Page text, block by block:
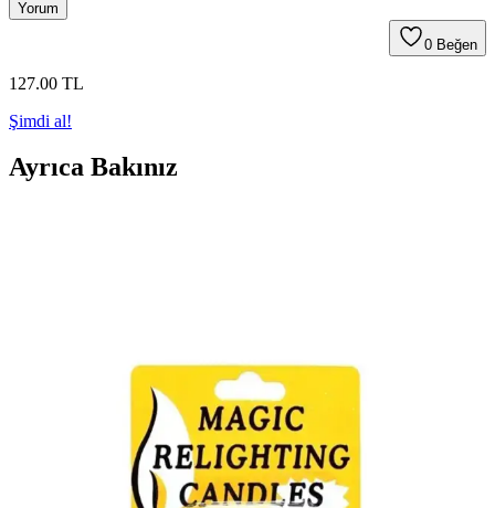
Yorum
0 Beğen
127.00 TL
Şimdi al!
Ayrıca Bakınız
Sönmeyen Mum Karşılaştırması: Parti Dolabı ve
Rubi Mağaza Ürünlerinin Özellikleri
Bu makalede, Parti Dolabı ve Rubi Mağaza'nın sönmeyen
mumlarını karşılaştırıyoruz. Uzun yanma süreleri, renk seçenekleri
ve kullanıcı yorumlarıyla ilgili detaylar, kutlamalarınıza uygun en iyi